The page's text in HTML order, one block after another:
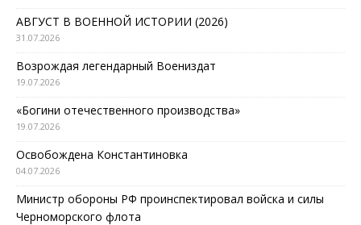
АВГУСТ В ВОЕННОЙ ИСТОРИИ (2026)
31.07.2026
Возрождая легендарный Воениздат
19.07.2026
«Богини отечественного производства»
19.07.2026
Освобождена Константиновка
04.07.2026
Министр обороны РФ проинспектировал войска и силы
Черноморского флота